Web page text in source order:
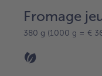
Fromage
380 g (1000 g = €